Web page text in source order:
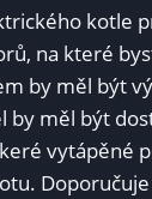
kotle
na které
by měl být
by měl být
vytápěné